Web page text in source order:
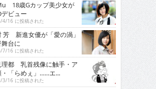
18歳Gカップ美少女が
デビュー
4/16 に投稿された
芳 新進女優が「愛の渦」
台に
7/16 に投稿された
理都 乳首残像に触手・ア
・「らめぇ」……エ...
3/16 に投稿された